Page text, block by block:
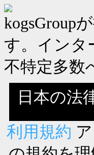
kogsGroup
す。インタ
不特定多数
日本の法
利用規約